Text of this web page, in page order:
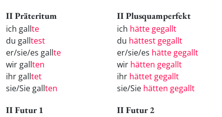
II Präteritum
ich gallte
du galltest
er/sie/es gallte
wir gallten
ihr galltet
sie/Sie gallten
II Plusquamperfekt
ich hätte gegallt
du hättest gegallt
er/sie/es hätte gegallt
wir hätten gegallt
ihr hättet gegallt
sie/Sie hätten gegallt
II Futur 1 II Futur 2